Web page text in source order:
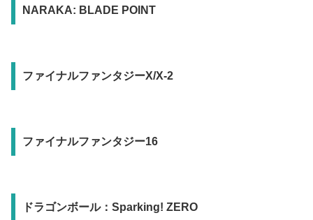
NARAKA: BLADE POINT
ファイナルファンタジーX/X-2
ファイナルファンタジー16
ドラゴンボール：Sparking! ZERO